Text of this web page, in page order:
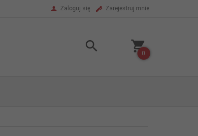
Zaloguj się Zarejestruj mnie
0